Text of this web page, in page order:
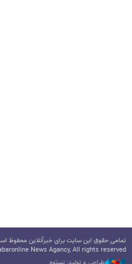
تمامی حقوق این سایت برای خبرآنلاین محفوظ
News Agancy, All rights reserved